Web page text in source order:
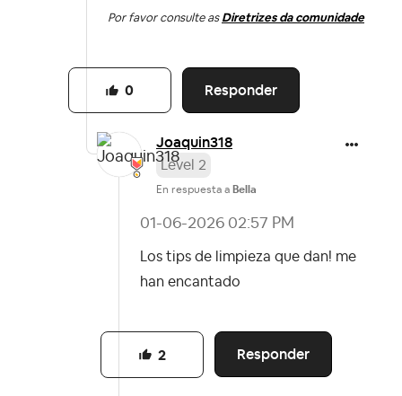
Por favor consulte as Diretrizes da comunidade
Responder
0
Joaquin318
Level 2
En respuesta a Bella
‎01-06-2026 02:57 PM
Los tips de limpieza que dan! me
han encantado
Responder
2